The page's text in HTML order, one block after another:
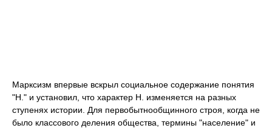
Марксизм впервые вскрыл социальное содержание понятия
"Н." и установил, что характер Н. изменяется на разных
ступенях истории. Для первобытнообщинного строя, когда не
было классового деления общества, термины "население" и